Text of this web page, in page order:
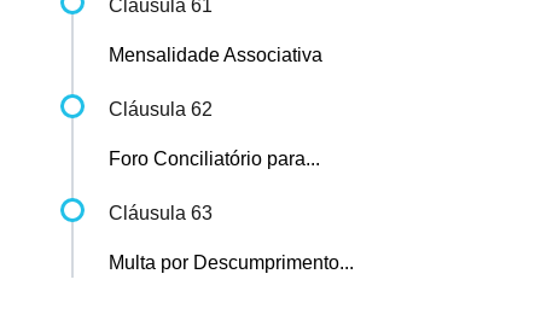
Cláusula 61
Mensalidade Associativa
Cláusula 62
Foro Conciliatório para...
Cláusula 63
Multa por Descumprimento...